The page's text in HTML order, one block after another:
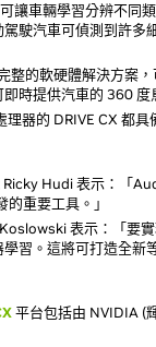
讓車輛學習分辨不
駛汽車可偵測到許
整的軟硬體解決方案
時提供汽車的 360
器的 DRIVE CX 都
Hudi 表示：「
重要工具。」
表示：「要
習。這將可打造全
平台包括由 NVIDIA (